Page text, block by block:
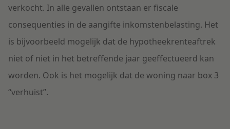
verkocht. In alle gevallen ontstaan er fiscale
consequenties in de aangifte inkomstenbelasting. Het
is bijvoorbeeld mogelijk dat de hypotheekrenteaftrek
niet of niet in het betreffende jaar geeffectueerd kan
worden. Ook is het mogelijk dat de woning naar box 3
“verhuist”.